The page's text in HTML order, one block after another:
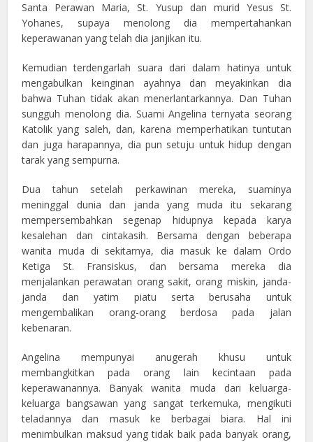
Santa Perawan Maria, St. Yusup dan murid Yesus St.
Yohanes, supaya menolong dia mempertahankan
keperawanan yang telah dia janjikan itu.
Kemudian terdengarlah suara dari dalam hatinya untuk
mengabulkan keinginan ayahnya dan meyakinkan dia
bahwa Tuhan tidak akan menerlantarkannya. Dan Tuhan
sungguh menolong dia. Suami Angelina ternyata seorang
Katolik yang saleh, dan, karena memperhatikan tuntutan
dan juga harapannya, dia pun setuju untuk hidup dengan
tarak yang sempurna.
Dua tahun setelah perkawinan mereka, suaminya
meninggal dunia dan janda yang muda itu sekarang
mempersembahkan segenap hidupnya kepada karya
kesalehan dan cintakasih. Bersama dengan beberapa
wanita muda di sekitarnya, dia masuk ke dalam Ordo
Ketiga St. Fransiskus, dan bersama mereka dia
menjalankan perawatan orang sakit, orang miskin, janda-
janda dan yatim piatu serta berusaha untuk
mengembalikan orang-orang berdosa pada jalan
kebenaran.
Angelina mempunyai anugerah khusu untuk
membangkitkan pada orang lain kecintaan pada
keperawanannya. Banyak wanita muda dari keluarga-
keluarga bangsawan yang sangat terkemuka, mengikuti
teladannya dan masuk ke berbagai biara. Hal ini
menimbulkan maksud yang tidak baik pada banyak orang,